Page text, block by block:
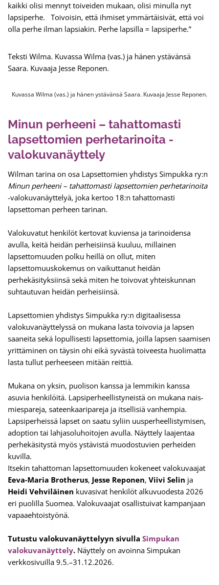
kaikki olisi mennyt toiveiden mukaan, olisi minulla nyt
lapsiperhe. Toivoisin, että ihmiset ymmärtäisivät, että voi
olla perhe ilman lapsiakin. Perhe lapsilla = lapsiperhe.”
Teksti Wilma. Kuvassa Wilma (vas.) ja hänen ystävänsä
Saara. Kuvaaja Jesse Reponen.
Kuvassa Wilma (vas.) ja hänen ystävänsä Saara. Kuvaaja Jesse Reponen.
Minun perheeni – tahattomasti
lapsettomien perhetarinoita -
valokuvanäyttely
Wilman tarina on osa Lapsettomien yhdistys Simpukka ry:n
Minun perheeni – tahattomasti lapsettomien perhetarinoita
-valokuvanäyttelyä, joka kertoo 18:n tahattomasti
lapsettoman perheen tarinan.
Valokuvatut henkilöt kertovat kuviensa ja tarinoidensa
avulla, keitä heidän perheisiinsä kuuluu, millainen
lapsettomuuden polku heillä on ollut, miten
lapsettomuuskokemus on vaikuttanut heidän
perhekäsityksiinsä sekä miten he toivovat yhteiskunnan
suhtautuvan heidän perheisiinsä.
Lapsettomien yhdistys Simpukka ry:n digitaalisessa
valokuvanäyttelyssä on mukana lasta toivovia ja lapsen
saaneita sekä lopullisesti lapsettomia, joilla lapsen saamisen
yrittäminen on täysin ohi eikä syvästä toiveesta huolimatta
lasta tullut perheeseen mitään reittiä.
Mukana on yksin, puolison kanssa ja lemmikin kanssa
asuvia henkilöitä. Lapsiperheellistyneistä on mukana nais-
miespareja, sateenkaaripareja ja itsellisiä vanhempia.
Lapsiperheissä lapset on saatu syliin uusperheellistymisen,
adoption tai lahjasoluhoitojen avulla. Näyttely laajentaa
perhekäsitystä myös ystävistä muodostuvien perheiden
kuvilla.
Itsekin tahattoman lapsettomuuden kokeneet valokuvaajat
Eeva-Maria Brotherus, Jesse Reponen, Viivi Selin ja
Heidi Vehviläinen kuvasivat henkilöt alkuvuodesta 2026
eri puolilla Suomea. Valokuvaajat osallistuivat kampanjaan
vapaaehtoistyönä.
Tutustu valokuvanäyttelyyn sivulla Simpukan
valokuvanäyttely. Näyttely on avoinna Simpukan
verkkosivuilla 9.5.–31.12.2026.